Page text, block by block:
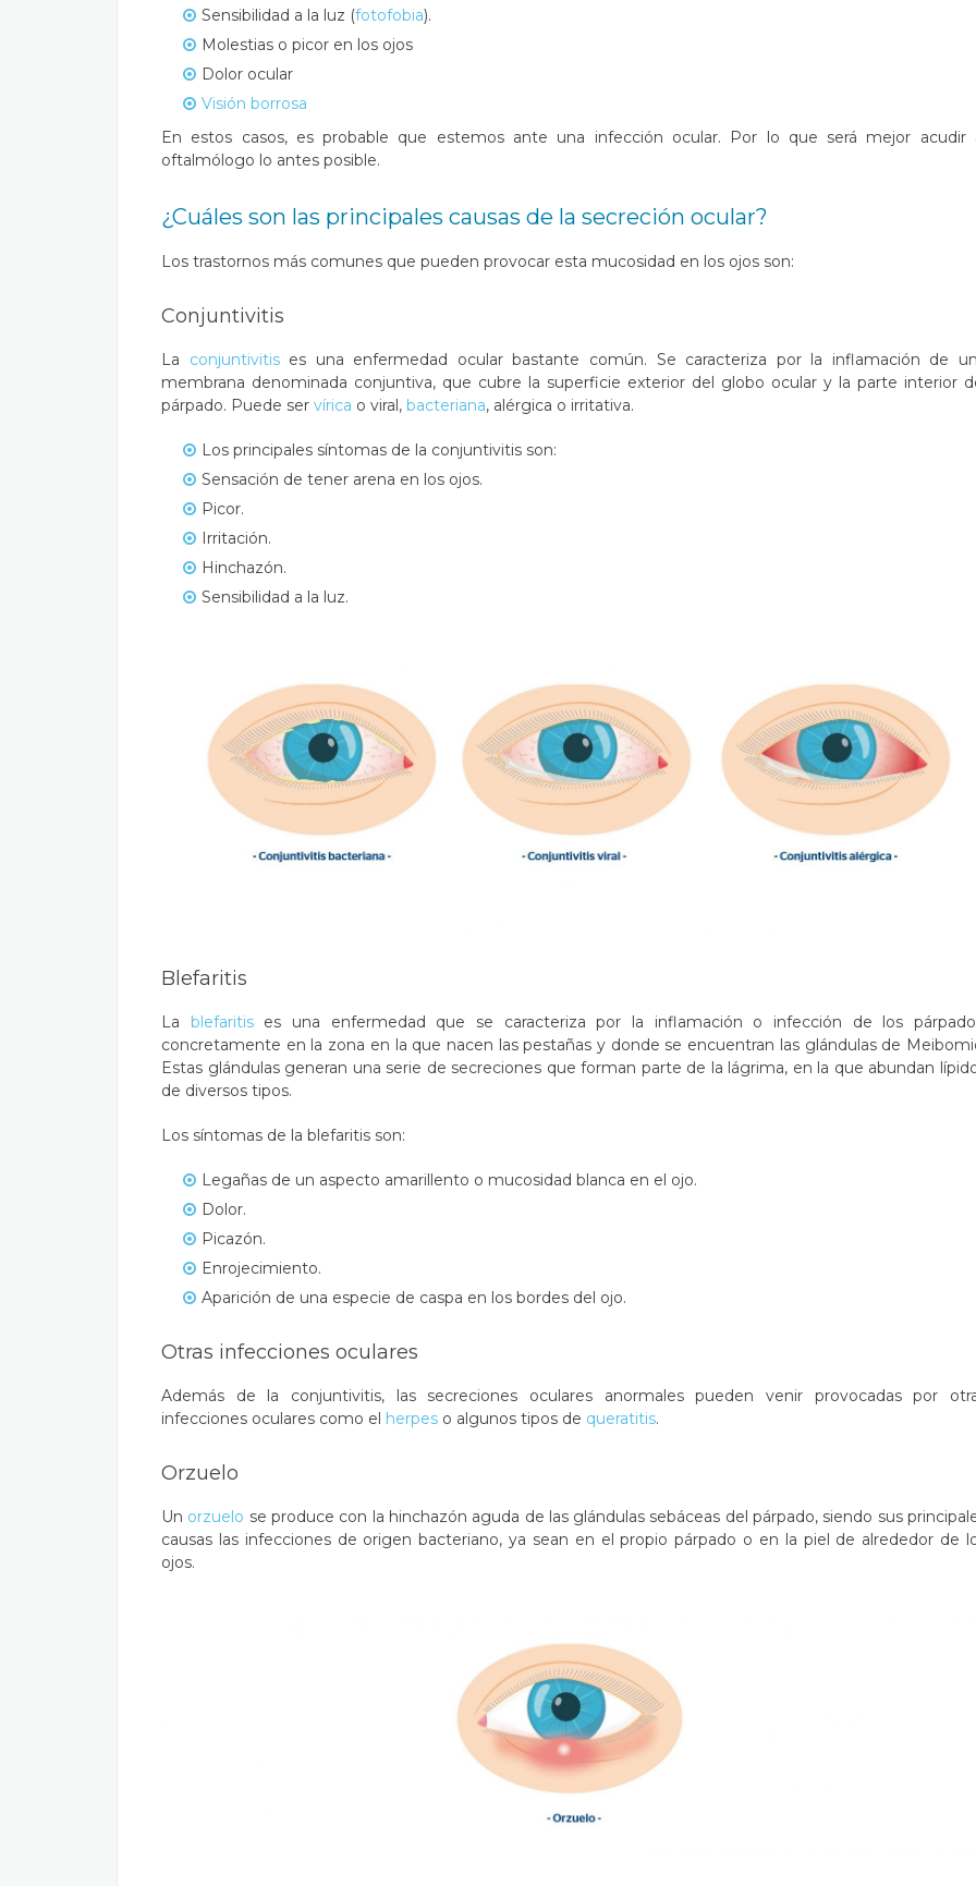
Sensibilidad a la luz (fotofobia).
Molestias o picor en los ojos
Dolor ocular
Visión borrosa
En estos casos, es probable que estemos ante una infección ocular. Por lo que será mejor acudir
oftalmólogo lo antes posible.
¿Cuáles son las principales causas de la secreción ocular?
Los trastornos más comunes que pueden provocar esta mucosidad en los ojos son:
Conjuntivitis
La conjuntivitises una enfermedad ocular bastante común. Se caracteriza por la inflamación de
membrana denominada conjuntiva, que cubre la superficie exterior del globo ocular y la parte interior
párpado. Puede ser vírica o viral, bacteriana, alérgica o irritativa.
Los principales síntomas de la conjuntivitis son:
Sensación de tener arena en los ojos.
Picor.
Irritación.
Hinchazón.
Sensibilidad a la luz.
Blefaritis
La blefaritises una enfermedad que se caracteriza por la inflamación o infección de los
concretamente en la zona en la que nacen las pestañas y donde se encuentran las glándulas de
Estas glándulas generan una serie de secreciones que forman parte de la lágrima, en la que abundan
de diversos tipos.
Los síntomas de la blefaritis son:
Legañas de un aspecto amarillento o mucosidad blanca en el ojo.
Dolor.
Picazón.
Enrojecimiento.
Aparición de una especie de caspa en los bordes del ojo.
Otras infecciones oculares
Además de la conjuntivitis, las secreciones oculares anormales pueden venir provocadas por
infecciones oculares como el herpes o algunos tipos de queratitis.
Orzuelo
Un orzuelo se produce con la hinchazón aguda de las glándulas sebáceas del párpado, siendo sus
causas las infecciones de origen bacteriano, ya sean en el propio párpado o en la piel de alrededor de
ojos.